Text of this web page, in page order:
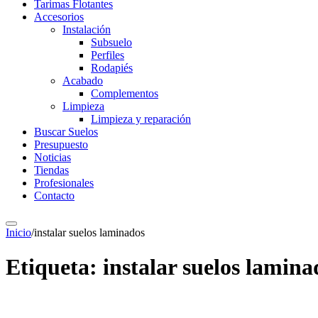
Tarimas Flotantes
Accesorios
Instalación
Subsuelo
Perfiles
Rodapiés
Acabado
Complementos
Limpieza
Limpieza y reparación
Buscar Suelos
Presupuesto
Noticias
Tiendas
Profesionales
Contacto
Inicio/instalar suelos laminados
Etiqueta: instalar suelos